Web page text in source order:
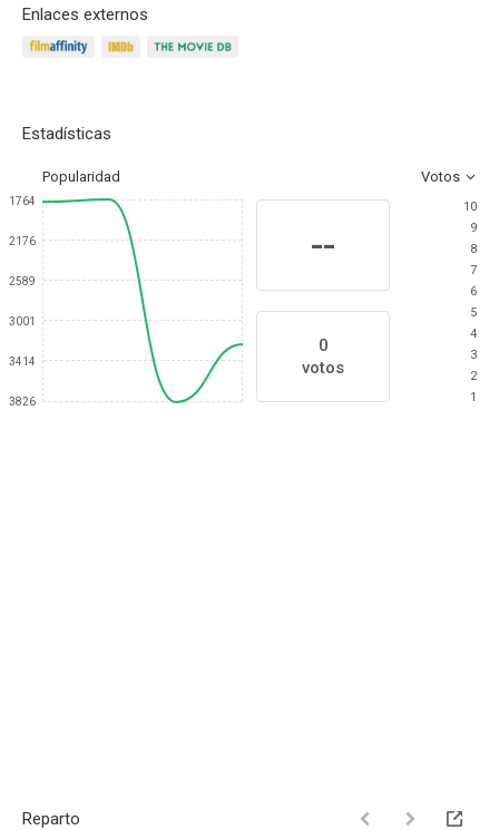
Enlaces externos
Estadísticas
Popularidad Votos
1764
2176
2589
3001
3414
3826
--
0
votos
10
9
8
7
6
5
4
3
2
1
Reparto